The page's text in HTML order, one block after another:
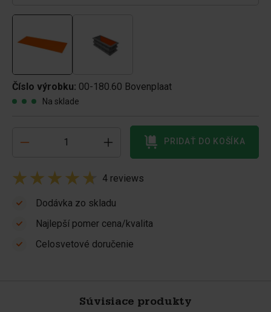
Číslo výrobku: 00-180.60 Bovenplaat
Na sklade
PRIDAŤ DO KOŠÍKA
4 reviews
Dodávka zo skladu
Najlepší pomer cena/kvalita
Celosvetové doručenie
Súvisiace produkty